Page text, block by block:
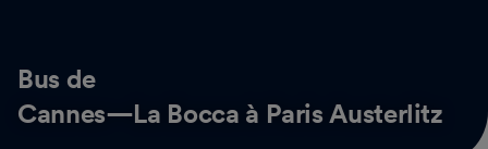
Bus de
Cannes—La Bocca à Paris Austerlitz